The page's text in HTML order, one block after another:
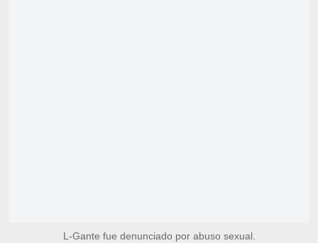
L-Gante fue denunciado por abuso sexual.